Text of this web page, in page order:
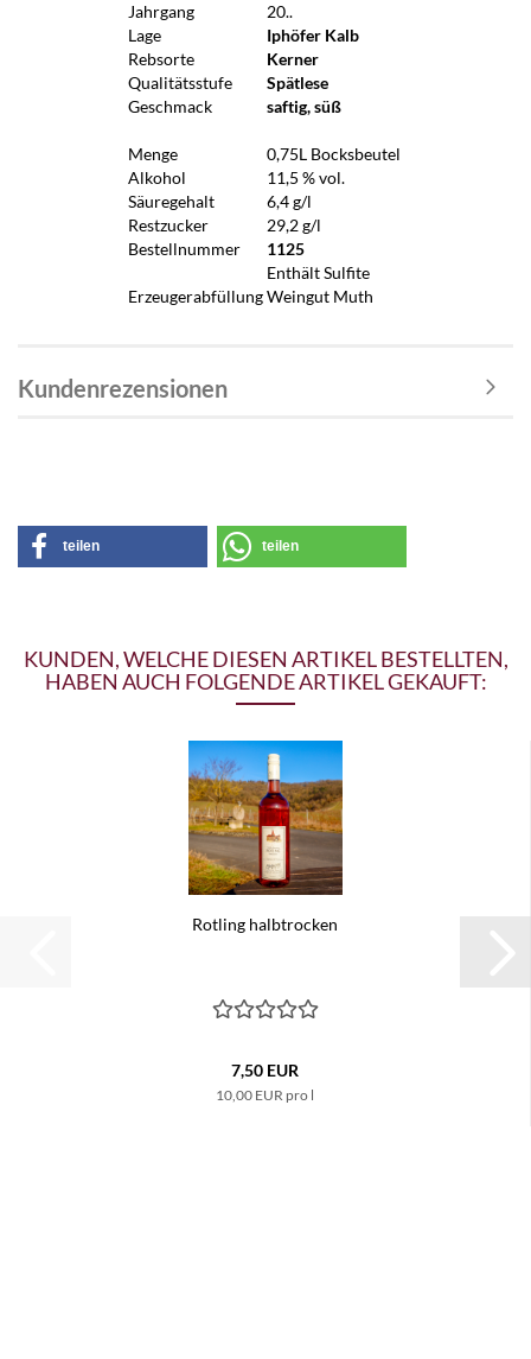
Jahrgang
20..
Lage
Iphöfer Kalb
Rebsorte
Kerner
Qualitätsstufe
Spätlese
Geschmack
saftig, süß
Menge
0,75L Bocksbeutel
Alkohol
11,5 % vol.
Säuregehalt
6,4 g/l
Restzucker
29,2 g/l
Bestellnummer
1125
Enthält Sulfite
Erzeugerabfüllung Weingut Muth
Kundenrezensionen
teilen teilen
KUNDEN, WELCHE DIESEN ARTIKEL BESTELLTEN,
HABEN AUCH FOLGENDE ARTIKEL GEKAUFT:
Rotling halbtrocken
7,50 EUR
10,00 EUR pro l